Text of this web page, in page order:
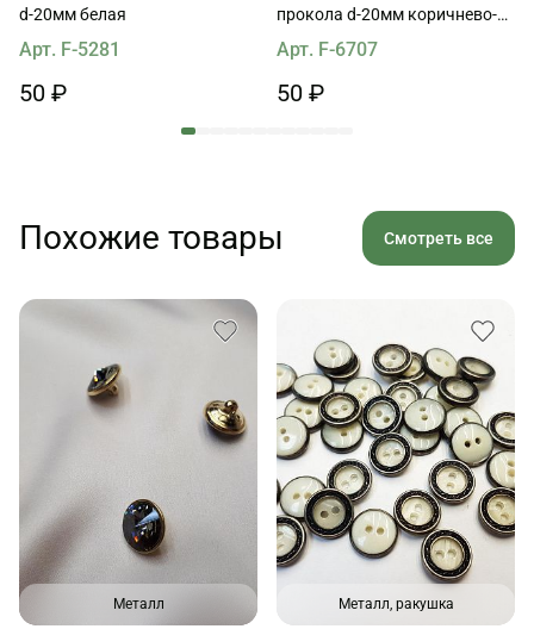
d-20мм белая
Арт. F-5281
50 ₽
прокола d-20мм коричнево-
бежевая
Арт. F-6707
50 ₽
Похожие товары Смотреть все
Металл Металл, ракушка